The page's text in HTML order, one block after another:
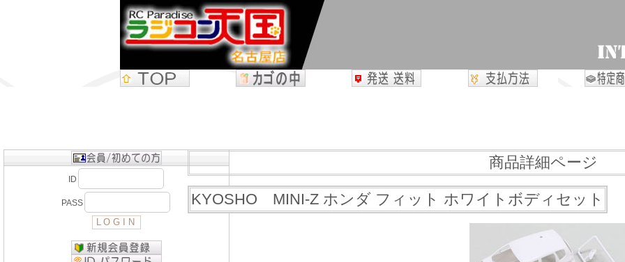
ID
PASS
商品詳細ページ
KYOSHO MINI-Z ホンダ フィット ホワイトボディセット